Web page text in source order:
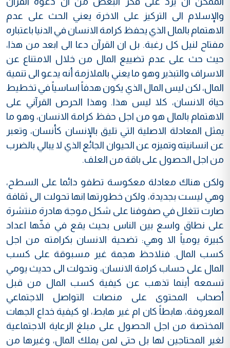
والإسلام الى التركيز على الاخرة يعني الحث على عدم
الاهتمام بالمال الذي يحفظ كرامة الانسان في الدنيا باعتباره
مفتاح لنيل كل رغبة. بل ان القرآن دعا الى ابعد من هذا،
حيث حث على عدم تضييع المال من خلال الامتناع عن
الاسراف والتبذير وهو ما يعني بالملازمة أنه يدعو الى تنمية
المال، لكن ليس المال الذي يكون هدفاً اساسياً في تخطيط
حياة الانسان، كلا ليس هذا. وهذا الحرص القرآني على
الاهتمام بالمال هو من اجل حفظ كرامة الانسان، وهو ما
يمثل المعادلة الاصلية التي تليق بالإنسان كأنسان، وتعبر
عن انسانيته وتميزه عن الحيوان الجائع الذي لا يبالي بالضرب
من اجل الحصول على باقة من العلف.
ولكن هناك معادلة معكوسة تطفو دائما على السطح،
وهي ليست بجديدة، ولكن خطورتها انها تحولت الى ثقافة
صارت تتغلل في صفوفنا على شكل موجة هادرة منتشرة
على نطاق واسع بين الناس بحيث يقع في فخّها اعداد
كبيرة يومياً الا وهي: تضحية الانسان بكرامته من اجل
كسب المال. فنلاحظ هجمة غير مسبوقة على كسب
المال على حساب كرامة الانسان، وتحولت الى حديث يومي
تسمعه أينما تذهب عن كيفية كسب المال من قبل
أصحاب المحتوى على منصات التواصل الاجتماعي
المعروفة، هابطاً كان ام غير هابط، او كيفية خداع الجهات
المختصة من اجل الحصول على مبلغ الرعاية الاجتماعية
لغير المحتاجين لها بل حتى لمن يملك المال، وغيرها من